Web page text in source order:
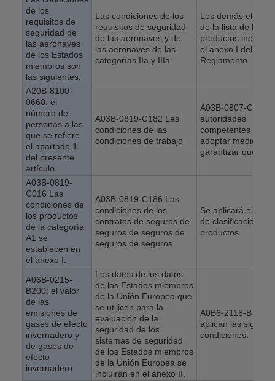
de los
requisitos de
seguridad de
las aeronaves
de los Estados
miembros son
las siguientes:
Las condiciones de los
requisitos de seguridad
de las aeronaves y de
las aeronaves de las
categorías IIa y IIIa:
Los demás
de la lista de los
productos
el anexo I del
Reglamento
A20B-8100-
0660: el
número de
personas a las
que se refiere
el apartado 1
del presente
artículo.
A03B-0819-C182 Las
condiciones de las
condiciones de trabajo
A03B-0807-C182
autoridades
competentes
adoptar medidas
garantizar que:
A03B-0819-
C016 Las
condiciones de
los productos
de la categoría
A1 se
establecen en
el anexo I.
A03B-0819-C186 Las
condiciones de los
contratos de seguros de
seguros de seguros de
seguros de seguros
Se aplicará el
de clasificación de
productos.
A06B-0215-
B200: el valor
de las
emisiones de
gases de efecto
invernadero y
de gases de
efecto
invernadero
Los datos de los datos
de los Estados miembros
de la Unión Europea que
se utilicen para la
evaluación de la
seguridad de los
sistemas de seguridad
de los Estados miembros
de la Unión Europea se
incluirán en el anexo II.
A0B6-2116-B704
aplican las
condiciones: